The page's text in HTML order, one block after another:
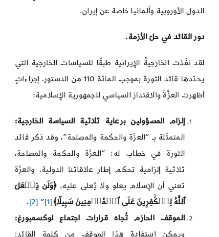
الدول الأوروبية وألمانيا خاصة عن إيران.
دور القائد في حلّ الأزمة.
لقد نفّذت الخارجيةُ الإيرانية طبقًا للسياسات الخارجية التي
يحدّدها قائد الثورة بموجب المادّة 110 من الدستور، إجراءاتٍ
أظهرت العزَّةَ والاقتدارَ السياسي للجمهورية الإسلامية:
إلزام المسؤولين برعاية ثلاثية السياسة الخارجية:
المتمثّلة بـ “العزّة والحكمة والمصلحة”، وقد ذكر قائد
الثورة في خطاب له: “العزّة والحكمة والمصلحة،
ثلاثية إلزامية تحكم إطار علاقاتنا الدولية. والعزّة
تعني أن الإسلام يعلو ولا يُعلى عليه، ﴿وَلَن يَجۡعَلَ
ٱللَّهُ لِلۡكَٰفِرِينَ عَلَى ٱلۡمُؤۡمِنِينَ سَبِيلًا﴾[1]
”
[2]
.
الموقف الحازم تُجاه قرارات اجتماع لوكسمبورغ:
ويمكن استفادة هذا الموقف من كلمة القائد: